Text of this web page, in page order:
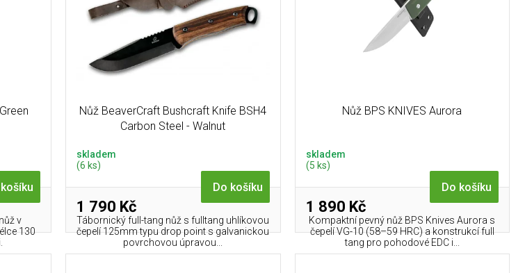
v
130
Nůž BeaverCraft Bushcraft Knife BSH4
Carbon Steel - Walnut
skladem
(6 ks)
1 790 Kč
Do košíku
Tábornický full-tang nůž s fulltang uhlíkovou
čepelí 125mm typu drop point s galvanickou
povrchovou úpravou...
Nůž BPS KNIVES Aurora
skladem
(5 ks)
1 890 Kč
Do košíku
Kompaktní pevný nůž BPS Knives Aurora s
čepelí VG-10 (58–59 HRC) a konstrukcí full
tang pro pohodové EDC i...